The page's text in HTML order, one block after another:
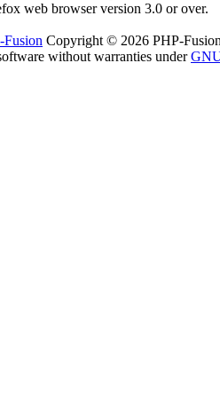
web browser version 3.0 or over.
Fusion Copyright © 2026 PHP-
without warranties under